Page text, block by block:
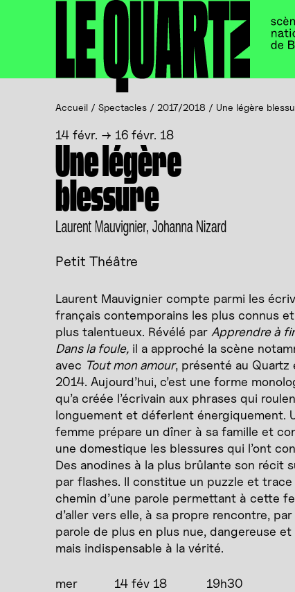
Panneau de gestion des cookies
Accueil / Spectacles / 2017/2018 / Une légère
14 févr. → 16 févr. 18
Une légère
blessure
Laurent Mauvignier, Johanna Nizard
Petit Théâtre
Laurent Mauvignier compte parmi les
français contemporains les plus connus
plus talentueux. Révélé par Apprendre à
Dans la foule, il a approché la scène
avec Tout mon amour, présenté au Quartz
2014. Aujourd’hui, c’est une forme
qu’a créée l’écrivain aux phrases qui
longuement et déferlent énergiquement.
femme prépare un dîner à sa famille et
une domestique les blessures qui l’ont
Des anodines à la plus brûlante son récit
par flashes. Il constitue un puzzle et trace
chemin d’une parole permettant à cette
d’aller vers elle, à sa propre rencontre, par
parole de plus en plus nue, dangereuse
mais indispensable à la vérité.
mer 14 fév 18
19h30